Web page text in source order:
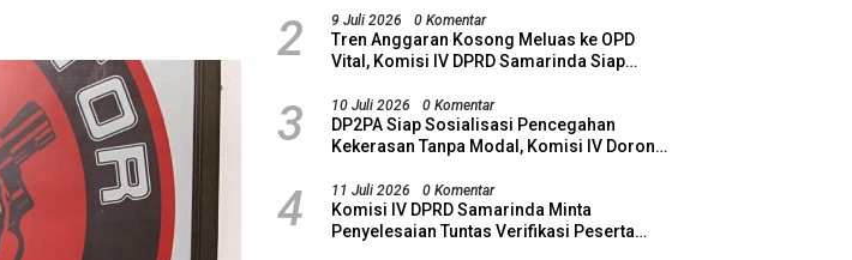
2 9 Juli 2026 0 Komentar
Tren Anggaran Kosong Meluas ke OPD
Vital, Komisi IV DPRD Samarinda Siap
3 10 Juli 2026 0 Komentar
DP2PA Siap Sosialisasi Pencegahan
Kekerasan Tanpa Modal, Komisi IV Dorong
4 11 Juli 2026 0 Komentar
Komisi IV DPRD Samarinda Minta
Penyelesaian Tuntas Verifikasi Peserta